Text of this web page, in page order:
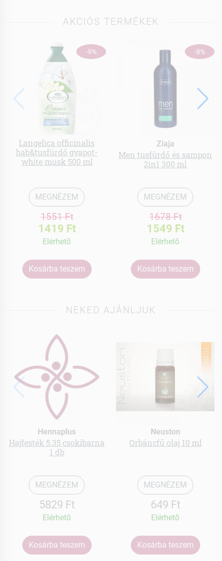
AKCIÓS TERMÉKEK
-9%
Langelica officinalis
hab&tusfürdő gyapot-
white musk 500 ml
MEGNÉZEM
1551 Ft
1419 Ft
Elérhetõ
Kosárba teszem
-8%
Ziaja
Men tusfürdő és sampon
2in1 300 ml
MEGNÉZEM
1678 Ft
1549 Ft
Elérhetõ
Kosárba teszem
NEKED AJÁNLJUK
Hennaplus
Hajfesték 5.35 csokibarna
1 db
MEGNÉZEM
5829 Ft
Elérhetõ
Kosárba teszem
Neuston
Orbáncfű olaj 10 ml
MEGNÉZEM
649 Ft
Elérhetõ
Kosárba teszem